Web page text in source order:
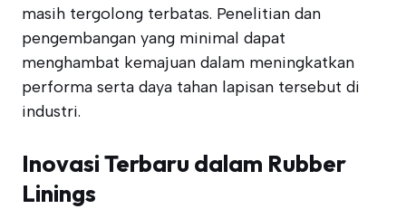
masih tergolong terbatas. Penelitian dan
pengembangan yang minimal dapat
menghambat kemajuan dalam meningkatkan
performa serta daya tahan lapisan tersebut di
industri.
Inovasi Terbaru dalam Rubber
Linings